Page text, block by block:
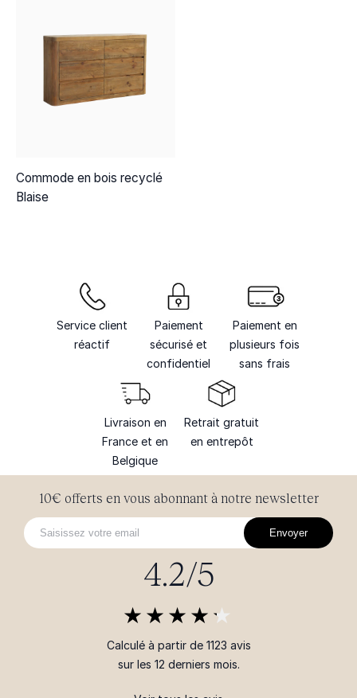
Commode en bois recyclé
Blaise
Service client
réactif
Paiement
sécurisé et
confidentiel
Paiement en
plusieurs fois
sans frais
Livraison en
France et en
Belgique
Retrait gratuit
en entrepôt
10€ offerts en vous abonnant à notre newsletter
Envoyer
4.2/5
Calculé à partir de 1123 avis
sur les 12 derniers mois.